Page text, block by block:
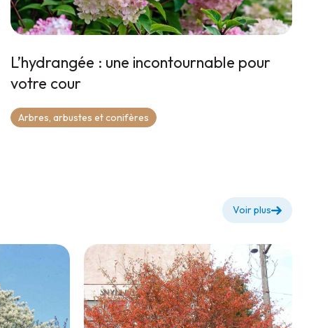
L’hydrangée : une incontournable pour
votre cour
Arbres, arbustes et conifères
Voir plus